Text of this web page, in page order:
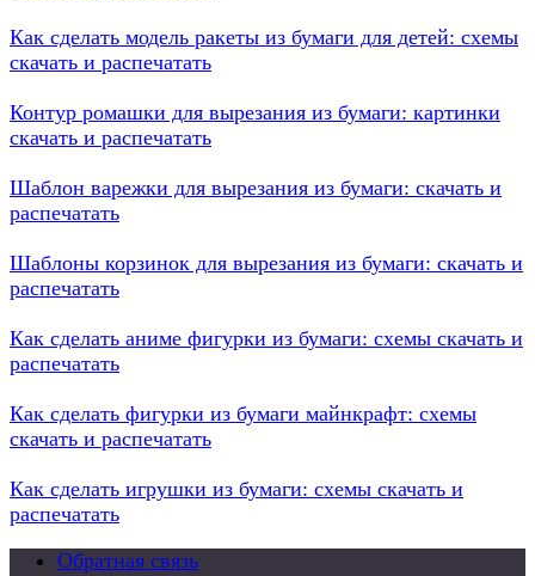
Как сделать модель ракеты из бумаги для детей: схемы
скачать и распечатать
Контур ромашки для вырезания из бумаги: картинки
скачать и распечатать
Шаблон варежки для вырезания из бумаги: скачать и
распечатать
Шаблоны корзинок для вырезания из бумаги: скачать и
распечатать
Как сделать аниме фигурки из бумаги: схемы скачать и
распечатать
Как сделать фигурки из бумаги майнкрафт: схемы
скачать и распечатать
Как сделать игрушки из бумаги: схемы скачать и
распечатать
Обратная связь